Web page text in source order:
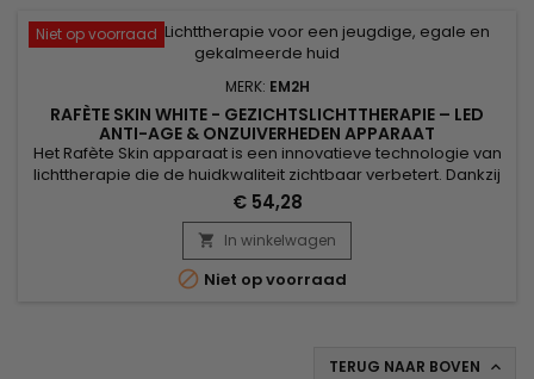
Niet op voorraad
MERK: EM2H
RAFÈTE SKIN WHITE - GEZICHTSLICHTTHERAPIE – LED
ANTI-AGE & ONZUIVERHEDEN APPARAAT
Het Rafète Skin apparaat is een innovatieve technologie van
lichttherapie die de huidkwaliteit zichtbaar verbetert. Dankzij
de combinatie van LED-lichttherapie, regelbare warmte en
EMS-technologie stimuleert het de productie van collageen,
ondersteunt het de celregeneratie en bevordert het de
eliminatie van toxines. Dit professionele
schoonheidsapparaat...
€ 54,28
 In winkelwagen
 Niet op voorraad
TERUG NAAR BOVEN 